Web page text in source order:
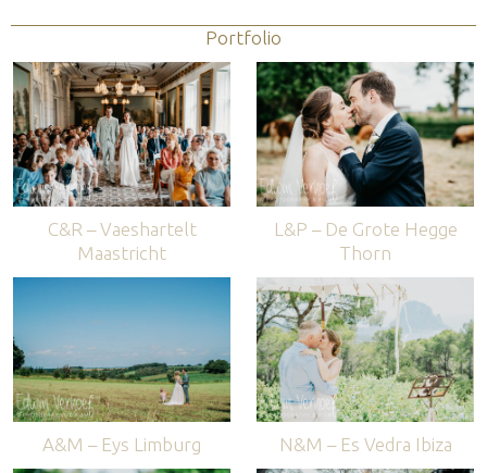
Portfolio
C&R – Vaeshartelt
Maastricht
L&P – De Grote Hegge
Thorn
A&M – Eys Limburg N&M – Es Vedra Ibiza